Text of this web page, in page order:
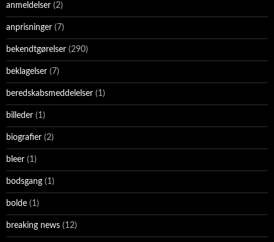
anmeldelser (2)
anprisninger (7)
bekendtgørelser (290)
beklagelser (7)
beredskabsmeddelelser (1)
billeder (1)
biografier (2)
bleer (1)
bodsgang (1)
bolde (1)
breaking news (12)